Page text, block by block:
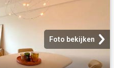
Foto bekijken